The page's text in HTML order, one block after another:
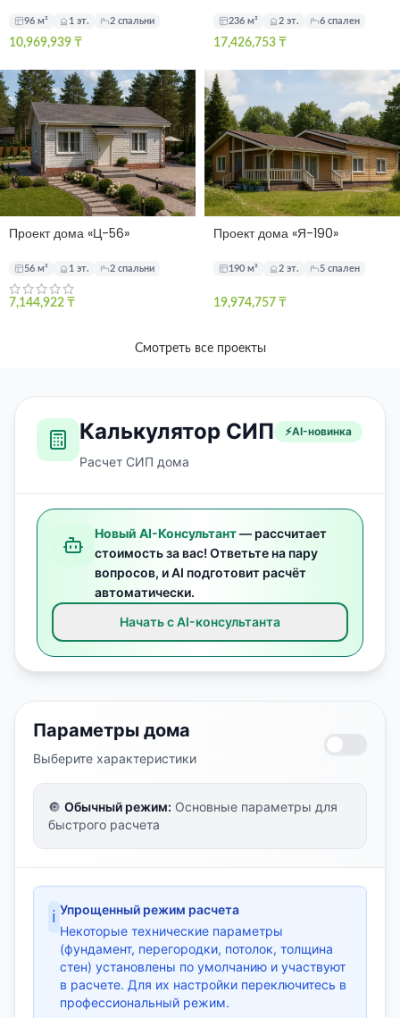
96 м² 1 эт. 2 спальни
10,969,939 ₸
236 м² 2 эт. 6 спален
17,426,753 ₸
Проект дома «Ц-56»
56 м² 1 эт. 2 спальни
7,144,922 ₸
Проект дома «Я-190»
190 м² 2 эт. 5 спален
19,974,757 ₸
Смотреть все проекты